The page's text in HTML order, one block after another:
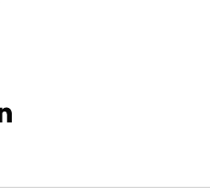
LinkedIn